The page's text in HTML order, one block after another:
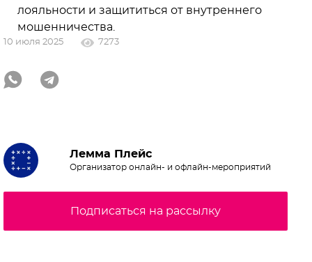
лояльности и защититься от внутреннего
мошенничества.
10 июля 2025 7273
Лемма Плейс
Организатор онлайн- и офлайн-мероприятий
Подписаться на рассылку